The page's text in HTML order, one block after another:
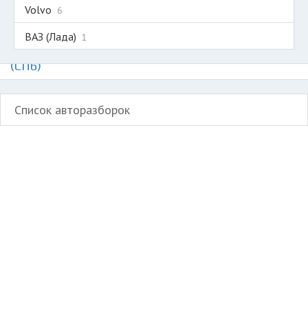
Volvo 6
ВАЗ (Лада) 1
Авторазборки на карте Санкт-Петербурга
(СПб)
Список авторазборок